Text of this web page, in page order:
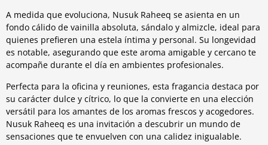
A medida que evoluciona, Nusuk Raheeq se asienta en un
fondo cálido de vainilla absoluta, sándalo y almizcle, ideal para
quienes prefieren una estela íntima y personal. Su longevidad
es notable, asegurando que este aroma amigable y cercano te
acompañe durante el día en ambientes profesionales.
Perfecta para la oficina y reuniones, esta fragancia destaca por
su carácter dulce y cítrico, lo que la convierte en una elección
versátil para los amantes de los aromas frescos y acogedores.
Nusuk Raheeq es una invitación a descubrir un mundo de
sensaciones que te envuelven con una calidez inigualable.